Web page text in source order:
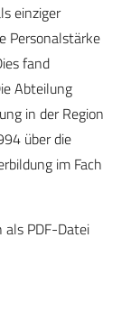
einziger
Personalstärke
fand
Abteilung
in der Region
über die
im Fach
PDF-Datei